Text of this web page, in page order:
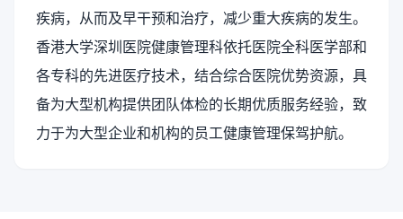
疾病，从而及早干预和治疗，减少重大疾病的发生。
香港大学深圳医院健康管理科依托医院全科医学部和
各专科的先进医疗技术，结合综合医院优势资源，具
备为大型机构提供团队体检的长期优质服务经验，致
力于为大型企业和机构的员工健康管理保驾护航。